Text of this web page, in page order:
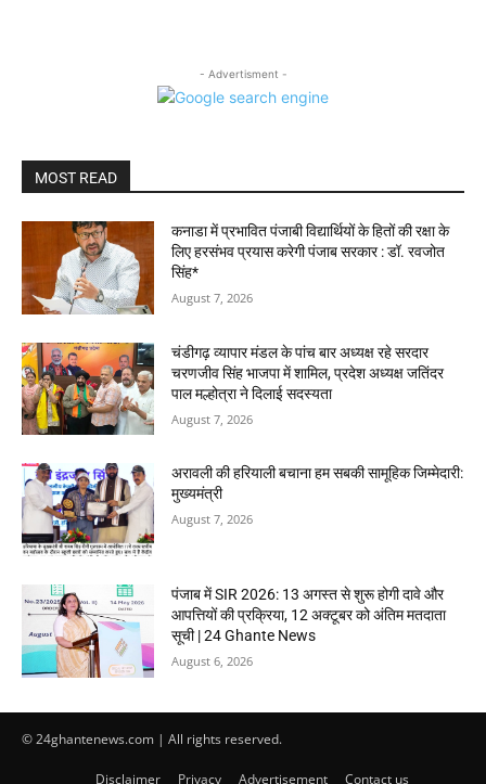
- Advertisment -
MOST READ
कनाडा में प्रभावित पंजाबी विद्यार्थियों के हितों की रक्षा के
लिए हरसंभव प्रयास करेगी पंजाब सरकार : डॉ. रवजोत
सिंह*
August 7, 2026
चंडीगढ़ व्यापार मंडल के पांच बार अध्यक्ष रहे सरदार
चरणजीव सिंह भाजपा में शामिल, प्रदेश अध्यक्ष जतिंदर
पाल मल्होत्रा ने दिलाई सदस्यता
August 7, 2026
अरावली की हरियाली बचाना हम सबकी सामूहिक जिम्मेदारी:
मुख्यमंत्री
August 7, 2026
पंजाब में SIR 2026: 13 अगस्त से शुरू होगी दावे और
आपत्तियों की प्रक्रिया, 12 अक्टूबर को अंतिम मतदाता
सूची | 24 Ghante News
August 6, 2026
© 24ghantenews.com | All rights reserved.
Disclaimer Privacy Advertisement Contact us